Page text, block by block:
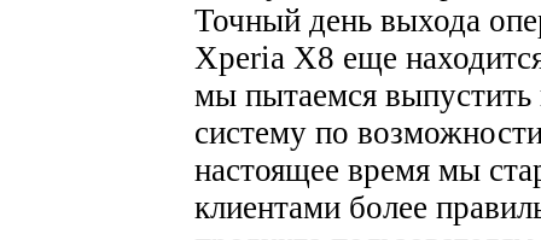
Точный день выхода
Xperia X8 еще
мы пытаемся
систему по
настоящее время мы
клиентами более